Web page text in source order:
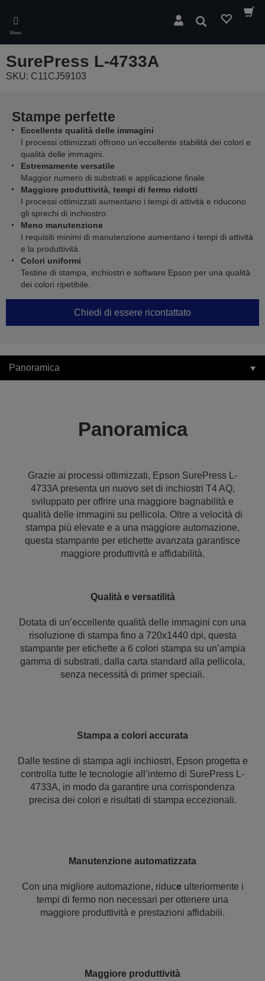
main
content
Menu
Cerca
SurePress L-4733A
SKU: C11CJ59103
Stampe perfette
Eccellente qualità delle immagini
I processi ottimizzati offrono un’eccellente stabilità dei colori e
qualità delle immagini.
Estremamente versatile
Maggior numero di substrati e applicazione finale
Maggiore produttività, tempi di fermo ridotti
I processi ottimizzati aumentano i tempi di attività e riducono
gli sprechi di inchiostro.
Meno manutenzione
I requisiti minimi di manutenzione aumentano i tempi di attività
e la produttività.
Colori uniformi
Testine di stampa, inchiostri e software Epson per una qualità
dei colori ripetibile.
Chiedi di essere ricontattato
Panoramica
Panoramica
Grazie ai processi ottimizzati, Epson SurePress L-
4733A presenta un nuovo set di inchiostri T4 AQ,
sviluppato per offrire una maggiore bagnabilità e
qualità delle immagini su pellicola. Oltre a velocità di
stampa più elevate e a una maggiore automazione,
questa stampante per etichette avanzata garantisce
maggiore produttività e affidabilità.
Qualità e versatilità
Dotata di un’eccellente qualità delle immagini con una
risoluzione di stampa fino a 720x1440 dpi, questa
stampante per etichette a 6 colori stampa su un’ampia
gamma di substrati, dalla carta standard alla pellicola,
senza necessità di primer speciali.
Stampa a colori accurata
Dalle testine di stampa agli inchiostri, Epson progetta e
controlla tutte le tecnologie all’interno di SurePress L-
4733A, in modo da garantire una corrispondenza
precisa dei colori e risultati di stampa eccezionali.
Manutenzione automatizzata
Con una migliore automazione, riduceulteriormente i
tempi di fermo non necessari per ottenere una
maggiore produttività e prestazioni affidabili.
Maggiore produttività